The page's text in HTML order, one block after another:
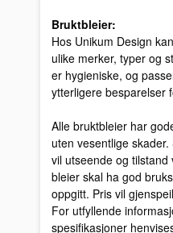
Bruktbleier:
Hos Unikum Design
ulike merker, typer og
er hygieniske, og
ytterligere besparelser
Alle bruktbleier har
uten vesentlige
vil utseende og
bleier skal ha god
oppgitt. Pris vil
For utfyllende
spesifikasjoner